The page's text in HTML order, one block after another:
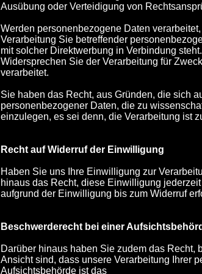
Ausübung oder Verteidigung von
Werden personenbezogene Daten
Verarbeitung Sie betreffender
mit solcher Direktwerbung in Verbindung steht.
Widersprechen Sie der Verarbeitung für
verarbeitet.
Sie haben das Recht, aus Gründen, die sich
personenbezogener Daten, die zu
einzulegen, es sei denn, die Verarbeitung ist
Recht auf Widerruf der Einwilligung
Haben Sie uns Ihre Einwilligung zur
hinaus das Recht, diese Einwilligung
aufgrund der Einwilligung bis zum Widerruf
Beschwerderecht bei einer
Darüber hinaus haben Sie zudem das
Ansicht sind, dass unsere Verarbeitung Ihrer
Aufsichtsbehörde ist das